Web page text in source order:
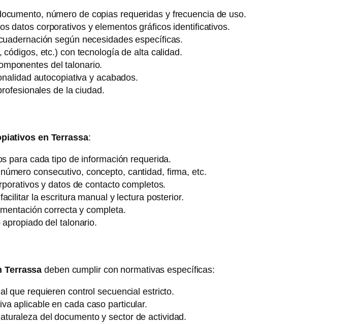
número de copias requeridas y frecuencia de uso.
datos corporativos y elementos gráficos identificativos.
según necesidades específicas.
etc.) con tecnología de alta calidad.
del talonario.
autocopiativa y acabados.
de la ciudad.
en Terrassa:
para cada tipo de información requerida.
consecutivo, concepto, cantidad, firma, etc.
y datos de contacto completos.
la escritura manual y lectura posterior.
correcta y completa.
del talonario.
Terrassa deben cumplir con normativas específicas:
que requieren control secuencial estricto.
aplicable en cada caso particular.
del documento y sector de actividad.